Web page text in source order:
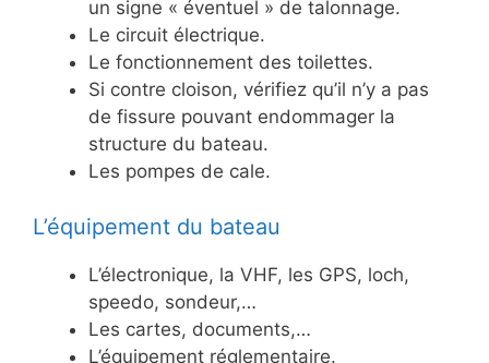
un signe « éventuel » de talonnage.
Le circuit électrique.
Le fonctionnement des toilettes.
Si contre cloison, vérifiez qu’il n’y a pas
de fissure pouvant endommager la
structure du bateau.
Les pompes de cale.
L’équipement du bateau
L’électronique, la VHF, les GPS, loch,
speedo, sondeur,…
Les cartes, documents,…
L’équipement réglementaire.